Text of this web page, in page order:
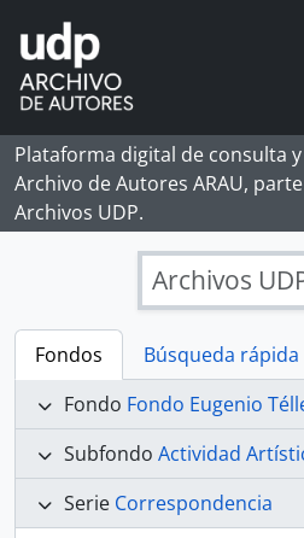
Skip to main content
Plataforma digital de consulta
Archivo de Autores ARAU,
Archivos UDP.
Archivos
Fondos
Búsqueda rápida
Fondo Fondo Eugenio
Subfondo Actividad
Serie Correspondencia